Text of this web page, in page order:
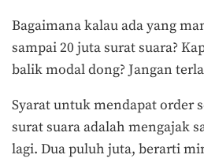
Bagaimana kalau ada yang
sampai 20 juta surat suara?
balik modal dong? Jangan
Syarat untuk mendapat order
surat suara adalah mengajak
lagi. Dua puluh juta, berarti